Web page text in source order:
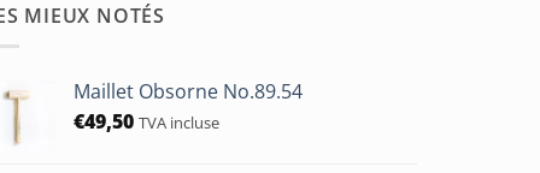
MIEUX NOTÉS
Maillet Obsorne No.89.54
€49,50 TVA incluse